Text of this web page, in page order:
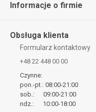
Informacje o firmie
Obsługa klienta
Formularz kontaktowy
+48 22 448 00 00
Czynne:
pon.-pt.: 08:00-21:00
sob.: 09:00-21:00
ndz.: 10:00-18:00